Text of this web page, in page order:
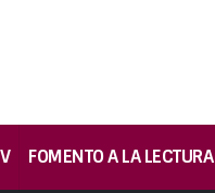
FOMENTO A LA LECTURA